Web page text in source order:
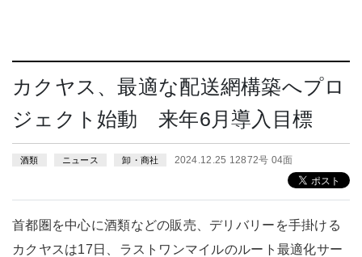
カクヤス、最適な配送網構築へプロ
ジェクト始動 来年6月導入目標
酒類 ニュース 卸・商社 2024.12.25 12872号 04面
首都圏を中心に酒類などの販売、デリバリーを手掛ける
カクヤスは17日、ラストワンマイルのルート最適化サー